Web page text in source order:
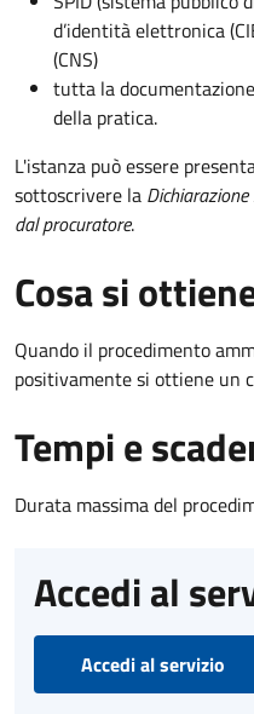
d’identità elettronica
(CNS)
tutta la
della pratica.
L'istanza può essere
sottoscrivere la
dal procuratore.
Cosa si
Quando il procedimento
positivamente si ottiene un
Tempi e
Durata massima del
Accedi al
Accedi al servizio